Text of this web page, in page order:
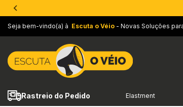
Seja bem-vindo(a) à Escuta o Véio - Novas Soluções
Rastreio do Pedido Elastment